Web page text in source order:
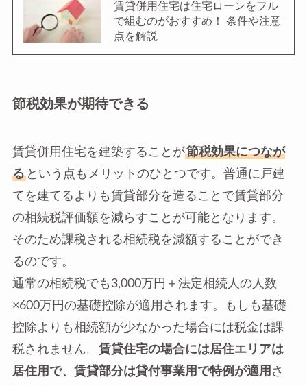
賃貸併用住宅は住宅ローンをフル
で組むのがおすすめ！ 条件や注意
点を解説
節税効果が期待できる
賃貸併用住宅を建築することが節税効果につなが
るという点もメリットのひとつです。普通に戸建
てを建てるよりも賃貸部分を造ることで賃貸部分
の相続税評価額を減らすことが可能となります。
そのため課税される相続税を減額することができ
るのです。
通常の相続税でも3,000万円＋法定相続人の人数
×600万円の基礎控除が適用されます。もしも基礎
控除よりも相続額が少なかった場合には税金は課
税されません。 賃貸住宅の場合には居住エリアは
居住用で、賃貸部分は貸付事業用で特例が適用 さ